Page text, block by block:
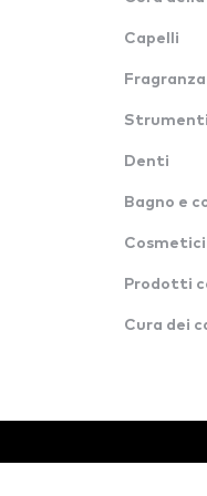
Capelli
Fragranza
Denti
Bagno e
Prodotti
Cura dei